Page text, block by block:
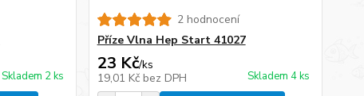
Skladem 2 ks
2 hodnocení
Příze Vlna Hep Start 41027
23 Kč/ks
19,01 Kč bez DPH Skladem 4 ks